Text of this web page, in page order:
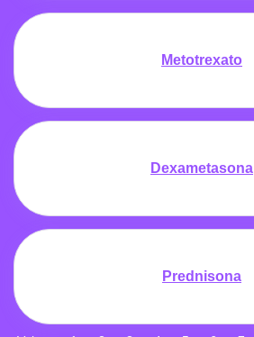
Metotrexato
Dexametasona
Prednisona